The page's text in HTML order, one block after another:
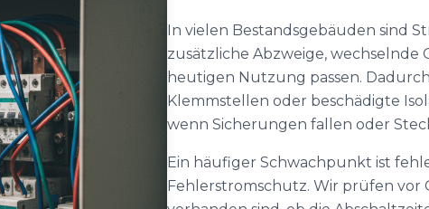
In vielen Bestandsgebäuden sind
zusätzliche Abzweige,
heutigen Nutzung passen.
Klemmstellen oder beschädigte
wenn Sicherungen fallen oder
Ein häufiger Schwachpunkt ist
Fehlerstromschutz. Wir prüfen vor